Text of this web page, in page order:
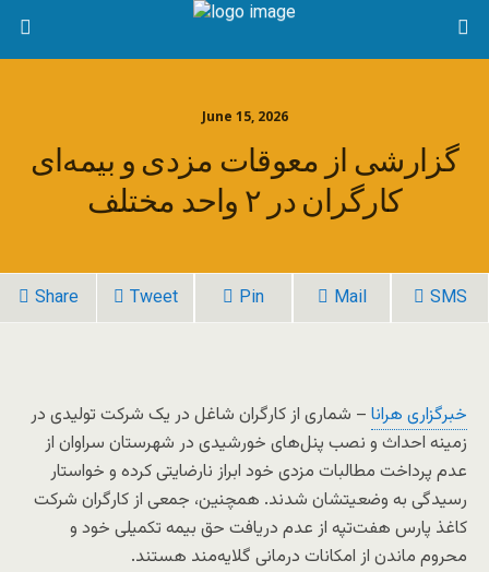
June 15, 2026
گزارشی از معوقات مزدی و بیمه‌ای
کارگران در ۲ واحد مختلف
Share Tweet Pin Mail SMS
خبرگزاری هرانا – شماری از کارگران شاغل در یک شرکت تولیدی در
زمینه احداث و نصب پنل‌های خورشیدی در شهرستان سراوان از
عدم پرداخت مطالبات مزدی خود ابراز نارضایتی کرده و خواستار
رسیدگی به وضعیتشان شدند. همچنین، جمعی از کارگران شرکت
کاغذ پارس هفت‌تپه از عدم دریافت حق بیمه تکمیلی خود و
محروم ماندن از امکانات درمانی گلایه‌مند هستند.